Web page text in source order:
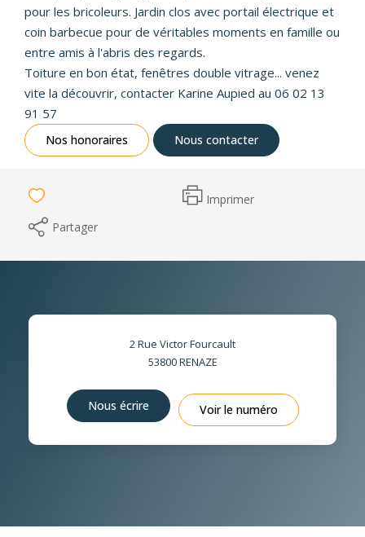
pour les bricoleurs. Jardin clos avec portail électrique et
coin barbecue pour de véritables moments en famille ou
entre amis à l'abris des regards.
Toiture en bon état, fenêtres double vitrage... venez
vite la découvrir, contacter Karine Aupied au 06 02 13
91 57
Nos honoraires Nous contacter
Imprimer
Partager
2 Rue Victor Fourcault
53800RENAZE
Nous écrire Voir le numéro